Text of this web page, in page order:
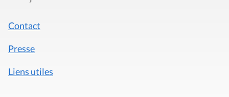
Contact
Presse
Liens utiles